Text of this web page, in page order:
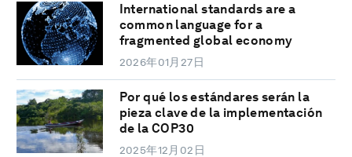
International standards are a
common language for a
fragmented global economy
2026年01月27日
Por qué los estándares serán la
pieza clave de la implementación
de la COP30
2025年12月02日